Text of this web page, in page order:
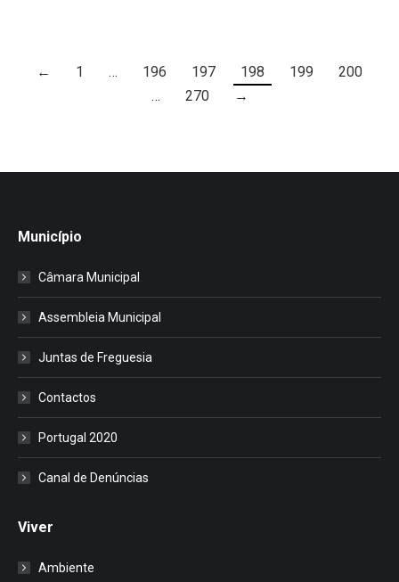
← 1 … 196 197 198 199
200
…
270 →
Município
Câmara Municipal
Assembleia Municipal
Juntas de Freguesia
Contactos
Portugal 2020
Canal de Denúncias
Viver
Ambiente